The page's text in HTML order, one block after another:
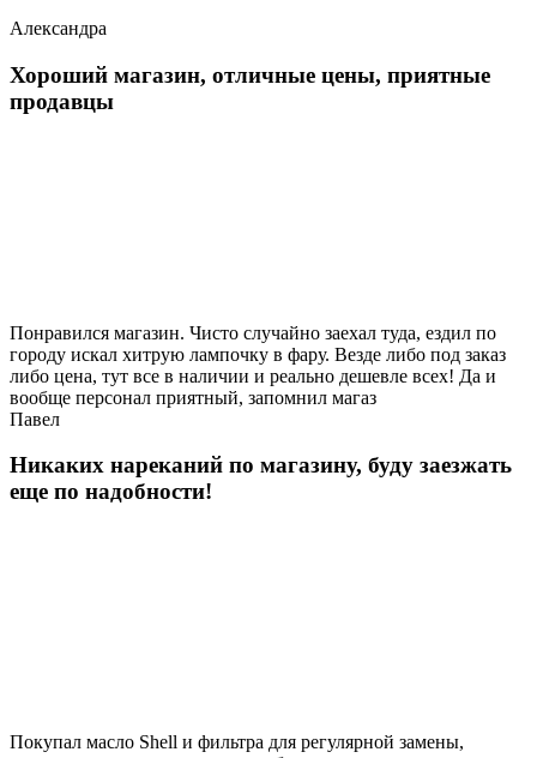
Александра
Хороший магазин, отличные цены, приятные
продавцы
Понравился магазин. Чисто случайно заехал туда, ездил по
городу искал хитрую лампочку в фару. Везде либо под заказ
либо цена, тут все в наличии и реально дешевле всех! Да и
вообще персонал приятный, запомнил магаз
Павел
Никаких нареканий по магазину, буду заезжать
еще по надобности!
Покупал масло Shell и фильтра для регулярной замены,